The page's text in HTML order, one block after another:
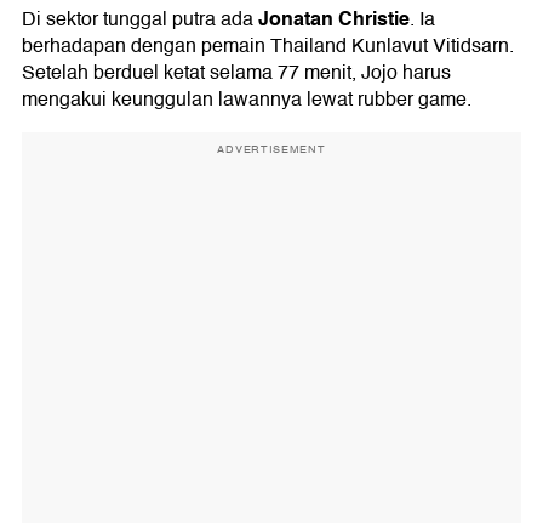
Di sektor tunggal putra adaJonatan Christie. Ia
berhadapan dengan pemain Thailand Kunlavut Vitidsarn.
Setelah berduel ketat selama 77 menit, Jojo harus
mengakui keunggulan lawannya lewat rubber game.
ADVERTISEMENT